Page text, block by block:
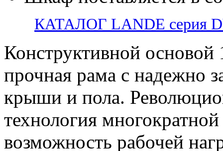
КАТАЛОГ LANDE серия
Конструктивной
прочная рама с надежно
крыши и пола.
технология
возможность рабочей